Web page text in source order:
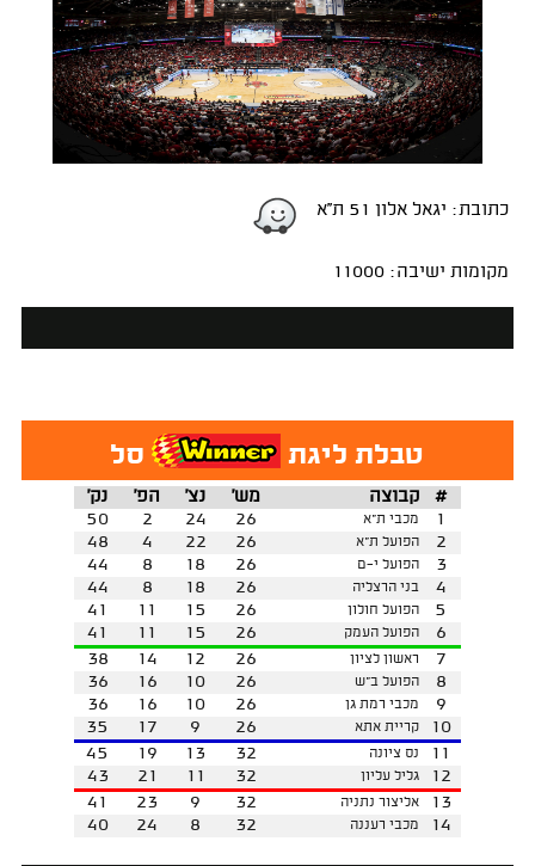
כתובת: יגאל אלון 51 ת''א
מקומות ישיבה: 11000
טבלת ליגת סל
נק' הפ' נצ' מש' קבוצה
#
50
2 24 26 מכבי ת"א
1
48
4 22 26 הפועל ת"א
2
44
8 18 26 הפועל י-ם
3
44
8 18 26 בני הרצליה
4
41
11 15 26 הפועל חולון
5
41
11 15 26 הפועל העמק
6
38
14 12 26 ראשון לציון
7
36
16 10 26 הפועל ב"ש
8
36
16 10 26 מכבי רמת גן
9
35
17 9 26 קריית אתא
10
45
19 13 32 נס ציונה
11
43
21 11 32 גליל עליון
12
41
23 9 32 אליצור נתניה
13
40
24 8 32 מכבי רעננה 14